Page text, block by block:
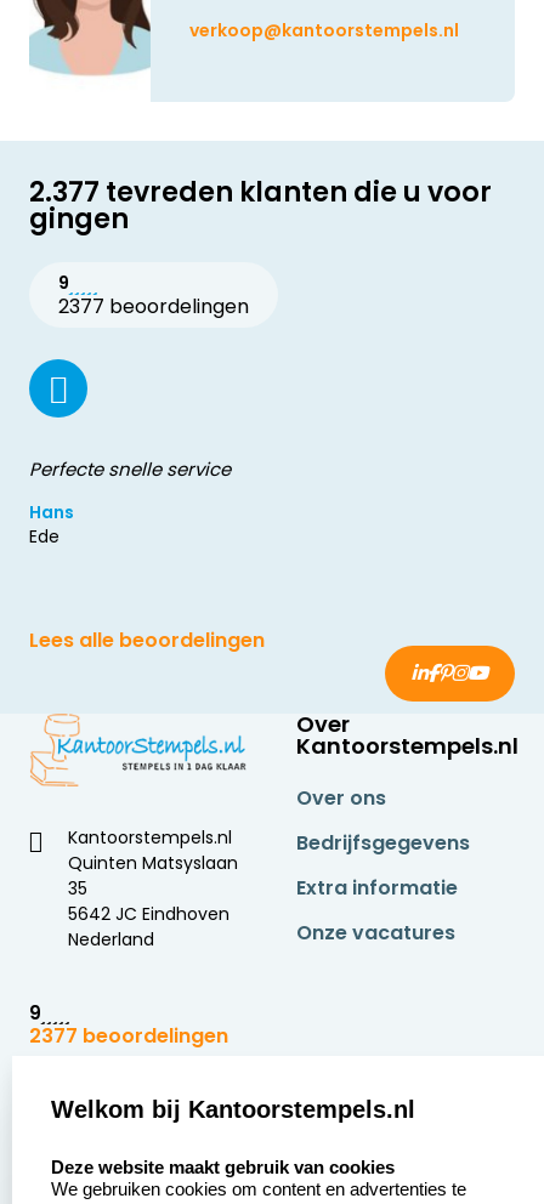
verkoop@kantoorstempels.nl
2.377 tevreden klanten die u voor
gingen
9
2377 beoordelingen
Perfecte snelle service
Hans
Ede
Lees alle beoordelingen
Kantoorstempels.nl
Quinten Matsyslaan
35
5642 JC Eindhoven
Nederland
9
2377 beoordelingen
Over
Kantoorstempels.nl
Over ons
Bedrijfsgegevens
Extra informatie
Onze vacatures
Zakelijk:
Aanvraag op maat
Klantenservice:
Contact opnemen
Welkom bij Kantoorstempels.nl
Deze website maakt gebruik van cookies
We gebruiken cookies om content en advertenties te